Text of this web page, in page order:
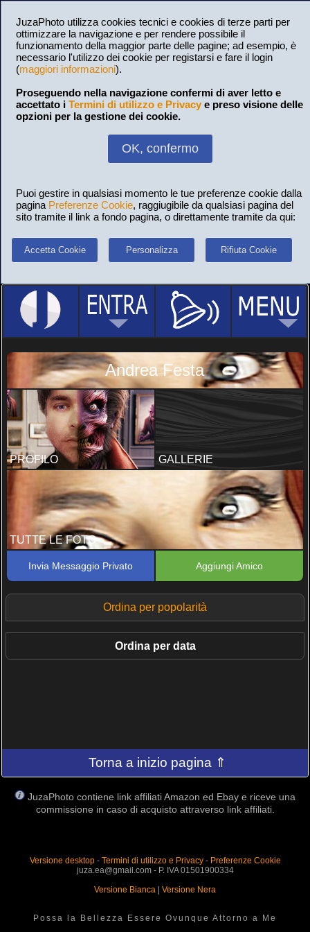
JuzaPhoto utilizza cookies tecnici e cookies di terze parti per
ottimizzare la navigazione e per rendere possibile il
funzionamento della maggior parte delle pagine; ad esempio, è
necessario l'utilizzo dei cookie per registarsi e fare il login
(maggiori informazioni).
Proseguendo nella navigazione confermi di aver letto e
accettato i Termini di utilizzo e Privacy e preso visione delle
opzioni per la gestione dei cookie.
OK, confermo
Puoi gestire in qualsiasi momento le tue preferenze cookie dalla
pagina Preferenze Cookie, raggiugibile da qualsiasi pagina del
sito tramite il link a fondo pagina, o direttamente tramite da qui:
Accetta Cookie Personalizza Rifiuta Cookie
Andrea Festa
PROFILO GALLERIE
TUTTE LE FOTO
Invia Messaggio Privato Aggiungi Amico
Ordina per popolarità
Ordina per data
Torna a inizio pagina ⇑
JuzaPhoto contiene link affiliati Amazon ed Ebay e riceve una
commissione in caso di acquisto attraverso link affiliati.
Versione desktop- Termini di utilizzo e Privacy- Preferenze Cookie
juza.ea@gmail.com - P. IVA 01501900334
Versione Bianca
Versione Nera
Possa la Bellezza Essere Ovunque Attorno a Me